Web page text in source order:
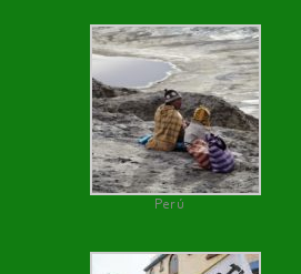
Perú